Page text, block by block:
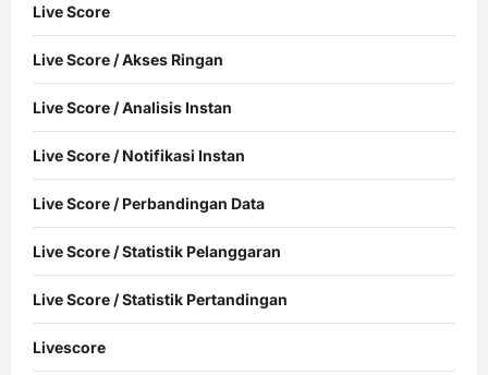
Live Score
Live Score / Akses Ringan
Live Score / Analisis Instan
Live Score / Notifikasi Instan
Live Score / Perbandingan Data
Live Score / Statistik Pelanggaran
Live Score / Statistik Pertandingan
Livescore